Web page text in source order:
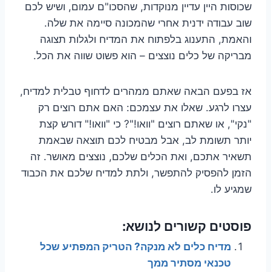
שכוסות היין עדיין מנוקדות, שהסכו"ם עמום, ושיש לכם
שוב עבודה ידנית אחרי שהמכונה סיימה את שלה.
והאמת, התענוג בלפתוח את המדיח ולגלות תצוגה
מבריקה של כלים נוצצים – הוא פשוט שווה את הכל.
אז בפעם הבאה שאתם ממהרים לדחוף טבלית למדיח,
עצרו לרגע. שאלו את עצמכם: האם אתם רוצים רק
"נקי", או שאתם רוצים "וואו!"? כי "וואו!" דורש קצת
יותר תשומת לב, אבל מבטיח לכם תוצאה שבאמת
תשאיר אתכם, ואת הכלים שלכם, נוצצים מאושר. זה
הזמן להפסיק להתפשר, ולתת למדיח שלכם את הכבוד
שמגיע לו.
פוסטים קשורים לנושא:
מדיח כלים לא מנקה? הטריק המפתיע שכל
טכנאי מסתיר ממך